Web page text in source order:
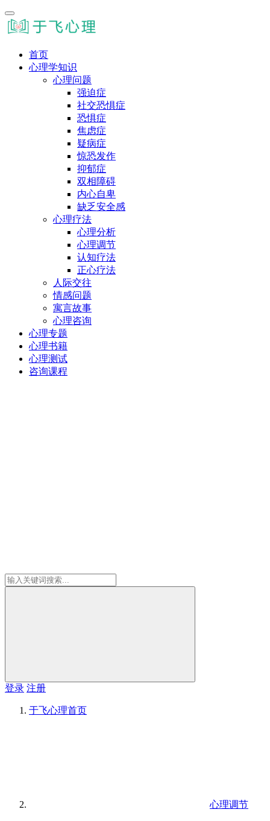
首页
心理学知识
心理问题
强迫症
社交恐惧症
恐惧症
焦虑症
疑病症
惊恐发作
抑郁症
双相障碍
内心自卑
缺乏安全感
心理疗法
心理分析
心理调节
认知疗法
正心疗法
人际交往
情感问题
寓言故事
心理咨询
心理专题
心理书籍
心理测试
咨询课程
登录 注册
于飞心理首页
心理调节